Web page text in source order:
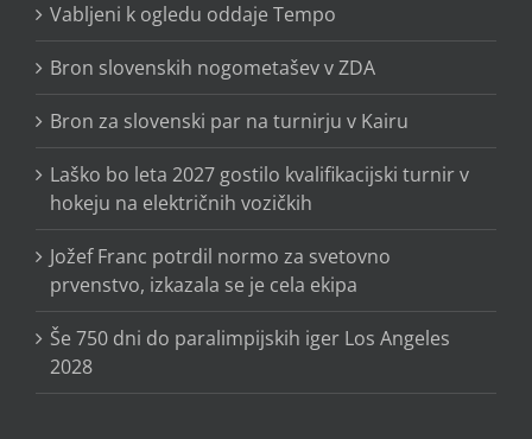
Vabljeni k ogledu oddaje Tempo
Bron slovenskih nogometašev v ZDA
Bron za slovenski par na turnirju v Kairu
Laško bo leta 2027 gostilo kvalifikacijski turnir v
hokeju na električnih vozičkih
Jožef Franc potrdil normo za svetovno
prvenstvo, izkazala se je cela ekipa
Še 750 dni do paralimpijskih iger Los Angeles
2028